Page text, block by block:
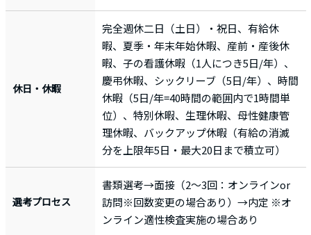
休日・休暇
完全週休二日（土日）・祝日、有給休
暇、夏季・年末年始休暇、産前・産後休
暇、子の看護休暇（1人につき5日/年）、
慶弔休暇、シックリーブ（5日/年）、時間
休暇（5日/年=40時間の範囲内で1時間単
位）、特別休暇、生理休暇、母性健康管
理休暇、バックアップ休暇（有給の消滅
分を上限年5日・最大20日まで積立可）
選考プロセス
書類選考→面接（2〜3回：オンラインor
訪問※回数変更の場合あり）→内定 ※オ
ンライン適性検査実施の場合あり